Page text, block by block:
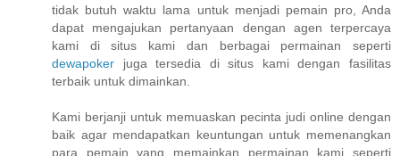
tidak butuh waktu lama untuk menjadi pemain pro, Anda
dapat mengajukan pertanyaan dengan agen terpercaya
kami di situs kami dan berbagai permainan seperti
dewapoker juga tersedia di situs kami dengan fasilitas
terbaik untuk dimainkan.
Kami berjanji untuk memuaskan pecinta judi online dengan
baik agar mendapatkan keuntungan untuk memenangkan
para pemain yang memainkan permainan kami seperti